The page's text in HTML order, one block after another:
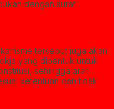
dengan surat
tersebut juga akan
yang dibentuk untuk
sehingga arah
ketentuan dan tidak